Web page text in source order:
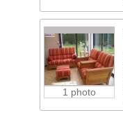
1 photo